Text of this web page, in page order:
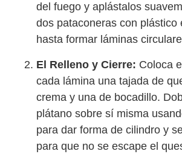
del fuego y aplástalos
dos pataconeras con plástico
hasta formar láminas
El Relleno y Cierre: Coloca
cada lámina una tajada de
crema y una de bocadillo.
plátano sobre sí misma
para dar forma de cilindro y
para que no se escape el